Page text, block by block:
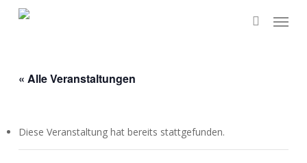
search
Menu
« Alle Veranstaltungen
Diese Veranstaltung hat bereits stattgefunden.